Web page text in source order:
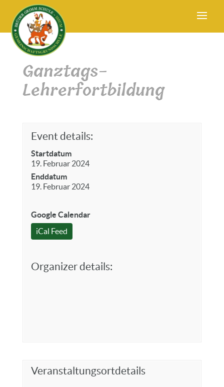
Ganztags-
Lehrerfortbildung
Event details:
Startdatum
19. Februar 2024
Enddatum
19. Februar 2024
Google Calendar
iCal Feed
Organizer details:
Veranstaltungsortdetails